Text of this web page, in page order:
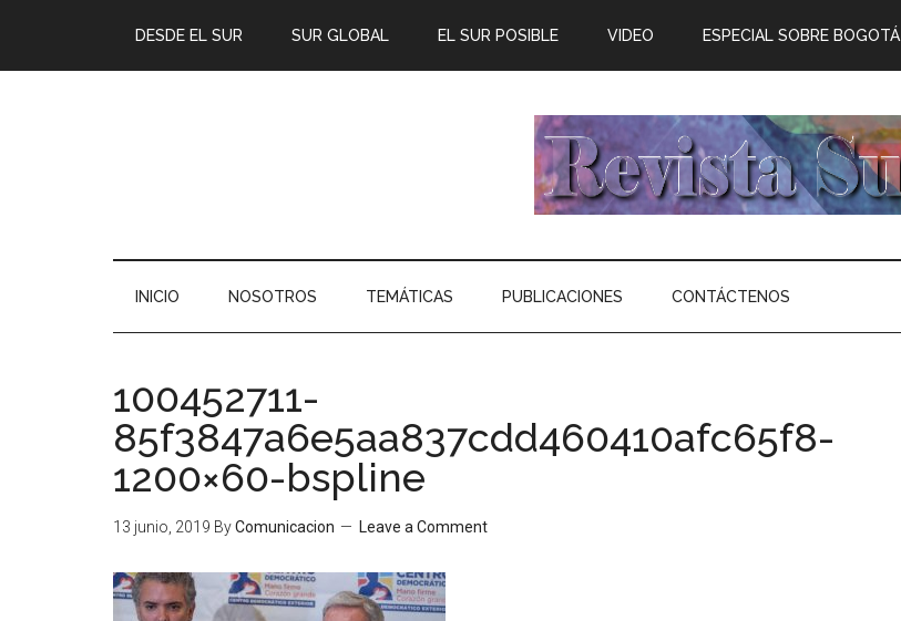
DESDE EL SUR SUR GLOBAL EL SUR POSIBLE VIDEO ESPECIAL SOBRE BOGOTÁ
INICIO NOSOTROS TEMÁTICAS PUBLICACIONES CONTÁCTENOS
100452711-
85f3847a6e5aa837cdd460410afc65f8-
1200×60-bspline
13 junio, 2019 ByComunicacion Leave a Comment